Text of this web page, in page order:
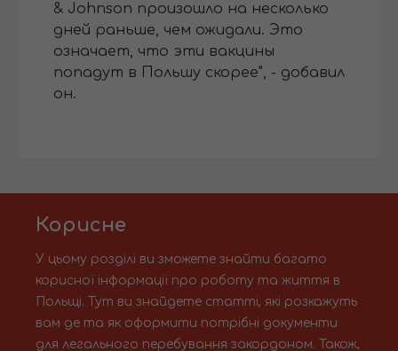
& Johnson произошло на несколько
дней раньше, чем ожидали. Это
означает, что эти вакцины
попадут в Польшу скорее", - добавил
он.
Корисне
У цьому розділі ви зможете знайти багато
корисної інформації про роботу та життя в
Польщі. Тут ви знайдете статті, які розкажуть
вам де та як оформити потрібні документи
для легального перебування закордоном. Також,